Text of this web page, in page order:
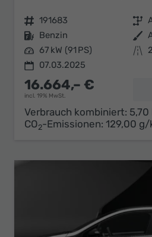
Fahrzeugnr. 191683 Getriebe
Kraftstoff Benzin Außenfarbe
Leistung 67 kW (91 PS) Kilometerstand
07.03.2025
16.664,– €
incl. 19% MwSt.
Verbrauch kombiniert:
CO2-Emissionen: 129,00 g/